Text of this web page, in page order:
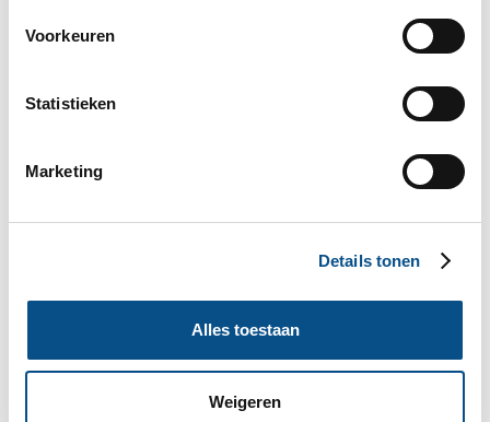
Voorkeuren
Statistieken
Marketing
Details tonen
Alles toestaan
Weigeren
VOLG ONS
Advocaten
mogelijk contact met u op.
Mr. M.F. Schouten